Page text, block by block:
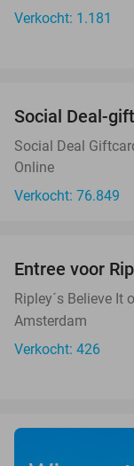
Verkocht: 1.181
Social Deal-
Social Deal
Online
Verkocht: 76.849
Entree voor
Ripley´s Believe It
Amsterdam
Verkocht: 426